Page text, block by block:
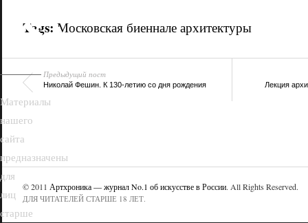
Tags: Московская биеннале архитектуры
Предыдущий пост
Николай Фешин. К 130-летию со дня рождения Лекция
© 2011 Артхроника — журнал No.1 об искусстве в России. All Rights Reserved.
ДЛЯ ЧИТАТЕЛЕЙ СТАРШЕ 18 ЛЕТ.
18+
Материалы
нашего
сайта
предназначены
для
лиц
старше